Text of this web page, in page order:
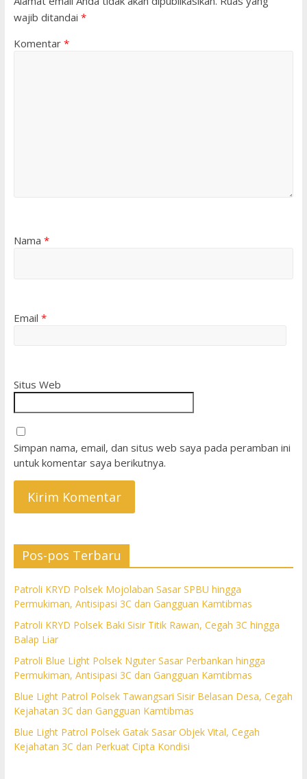
wajib ditandai *
Komentar *
Nama *
Email *
Situs Web
Simpan nama, email, dan situs web saya pada peramban ini
untuk komentar saya berikutnya.
Pos-pos Terbaru
Patroli KRYD Polsek Mojolaban Sasar SPBU hingga
Permukiman, Antisipasi 3C dan Gangguan Kamtibmas
Patroli KRYD Polsek Baki Sisir Titik Rawan, Cegah 3C hingga
Balap Liar
Patroli Blue Light Polsek Nguter Sasar Perbankan hingga
Permukiman, Antisipasi 3C dan Gangguan Kamtibmas
Blue Light Patrol Polsek Tawangsari Sisir Belasan Desa, Cegah
Kejahatan 3C dan Gangguan Kamtibmas
Blue Light Patrol Polsek Gatak Sasar Objek Vital, Cegah
Kejahatan 3C dan Perkuat Cipta Kondisi